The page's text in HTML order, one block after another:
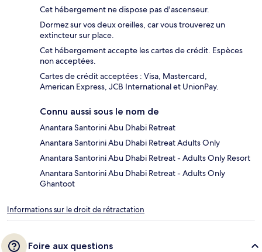
Cet hébergement ne dispose pas d'ascenseur.
Dormez sur vos deux oreilles, car vous trouverez un
extincteur sur place.
Cet hébergement accepte les cartes de crédit. Espèces
non acceptées.
Cartes de crédit acceptées : Visa, Mastercard,
American Express, JCB International et UnionPay.
Connu aussi sous le nom de
Anantara Santorini Abu Dhabi Retreat
Anantara Santorini Abu Dhabi Retreat Adults Only
Anantara Santorini Abu Dhabi Retreat - Adults Only Resort
Anantara Santorini Abu Dhabi Retreat - Adults Only
Ghantoot
Informations sur le droit de rétractation
Foire aux questions